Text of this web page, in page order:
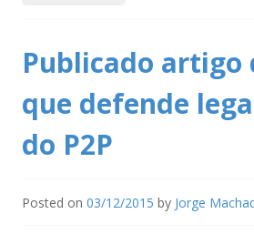
Publicado artigo
que defende
do P2P
Posted on 03/12/2015 by Jorge